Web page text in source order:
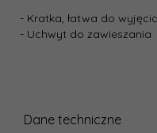
- Kratka, łatwa do
- Uchwyt do zawieszania
Dane techniczne